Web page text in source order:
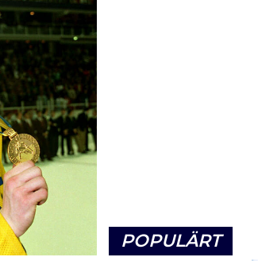
POPULÄRT